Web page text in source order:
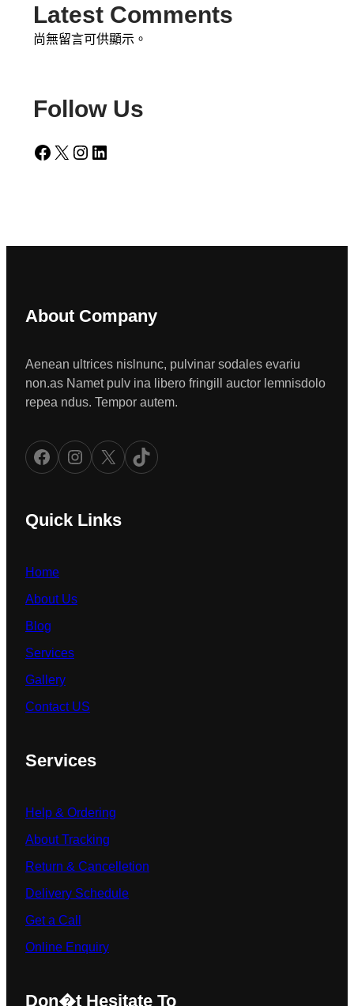
Latest Comments
尚無留言可供顯示。
Follow Us
Facebook X Instagram LinkedIn
About Company
Aenean ultrices nislnunc, pulvinar sodales evariu
non.as Namet pulv ina libero fringill auctor lemnisdolo
repea ndus. Tempor autem.
Facebook Instagram X TikTok
Quick Links
Home
About Us
Blog
Services
Gallery
Contact US
Services
Help & Ordering
About Tracking
Return & Cancelletion
Delivery Schedule
Get a Call
Online Enquiry
Don�t Hesitate To